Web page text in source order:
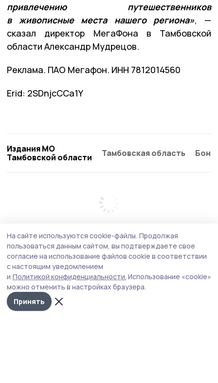
привлечению путешественников
в живописные места нашего региона», —
сказал директор МегаФона в Тамбовской
области Александр Мудрецов.
Реклама. ПАО Мегафон. ИНН 7812014560
Erid: 2SDnjcCCa1Y
Издания МО
Тамбовской области
Тамбовская область
На сайте используются cookie-файлы. Продолжая
пользоваться данным сайтом, вы подтверждаете свое
согласие на использование файлов cookie в соответствии
с настоящим уведомлением
и Политикой конфиденциальности. Использование «cookie»
можно отменить в настройках браузера.
Принять